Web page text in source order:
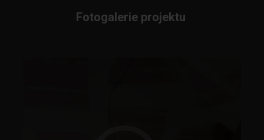
Fotogalerie projektu